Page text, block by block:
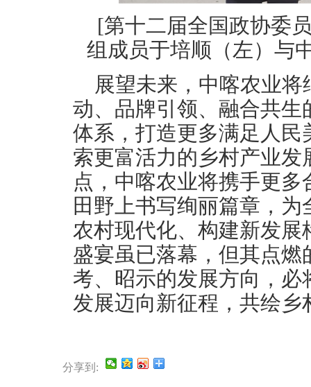
[第十二届全国政协委
组成员于培顺（左）与
展望未来，中喀农业
动、品牌引领、融合共
体系，打造更多满足人
索更富活力的乡村产业
点，中喀农业将携手更
田野上书写绚丽篇章，
农村现代化、构建新发
盛宴虽已落幕，但其点
考、昭示的发展方向，
发展迈向新征程，共绘
分享到: